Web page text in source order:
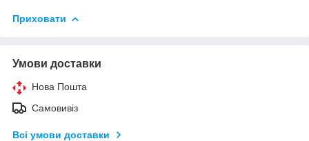
Приховати
Умови доставки
Нова Пошта
Самовивіз
Всі умови доставки